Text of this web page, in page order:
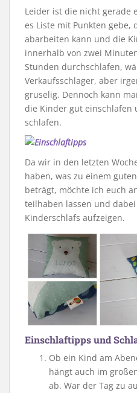
Leider ist die nicht gerade
es Liste mit Punkten gebe,
abarbeiten kann und die
innerhalb von zwei
Stunden durchschlafen,
Verkaufsschlager, aber
gruselig. Dennoch kann
die Kinder gut einschlafen
schlafen.
Da wir in den letzten
haben, was zu einem
beträgt, möchte ich euch
teilhaben lassen und
Kinderschlafs aufzeigen.
Einschlaftipps und
Ob ein Kind am
hängt auch im
ab. War der Tag zu